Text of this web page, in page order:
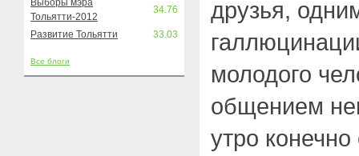
Выборы мэра
Тольятти-2012
34.76
Развитие Тольятти 33.03
Все блоги
друзья,
молодого
общением
утро